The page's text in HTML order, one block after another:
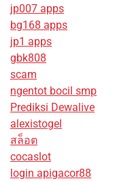
jp007 apps
bg168 apps
jp1 apps
gbk808
scam
ngentot bocil smp
Prediksi Dewalive
alexistogel
สล็อต
cocaslot
login apigacor88